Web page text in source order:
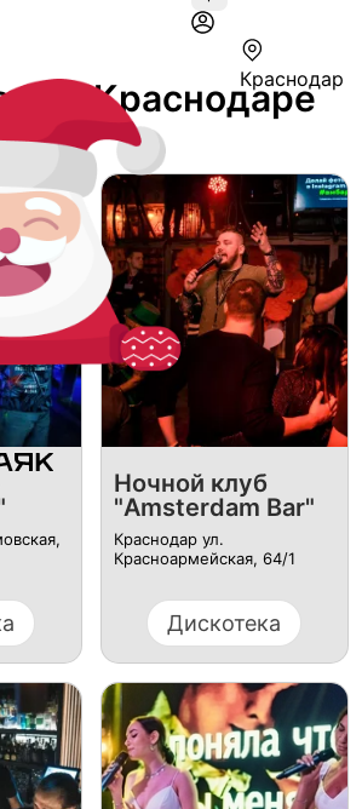
Краснодар
В Краснодаре
Ночной клуб
"Amsterdam Bar"
Краснодар ул.
Красноармейская, 64/1
Дискотека